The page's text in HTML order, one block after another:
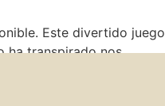
Este divertido juego
ha transpirado nos